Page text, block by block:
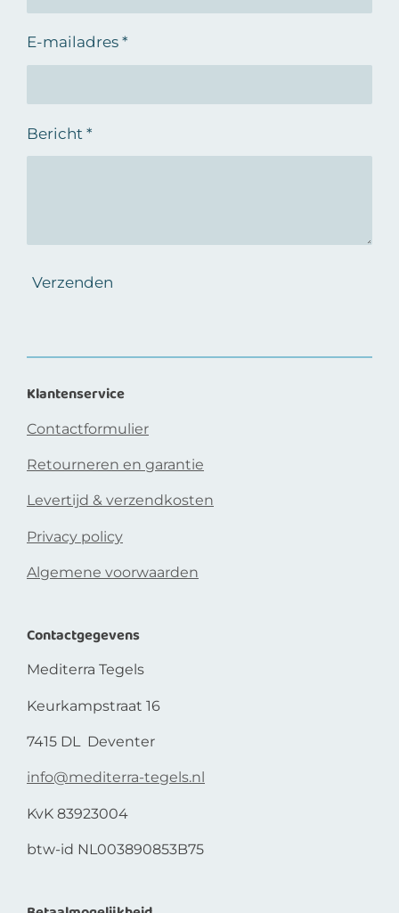
E-mailadres *
Bericht *
Verzenden
Klantenservice
Contactformulier
Retourneren en garantie
Levertijd & verzendkosten
Privacy policy
Algemene voorwaarden
Contactgegevens
Mediterra Tegels
Keurkampstraat 16
7415 DL Deventer
info@mediterra-tegels.nl
KvK 83923004
btw-id NL003890853B75